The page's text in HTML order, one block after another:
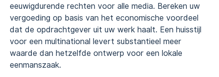
eeuwigdurende rechten voor alle media. Bereken uw
vergoeding op basis van het economische voordeel
dat de opdrachtgever uit uw werk haalt. Een huisstijl
voor een multinational levert substantieel meer
waarde dan hetzelfde ontwerp voor een lokale
eenmanszaak.